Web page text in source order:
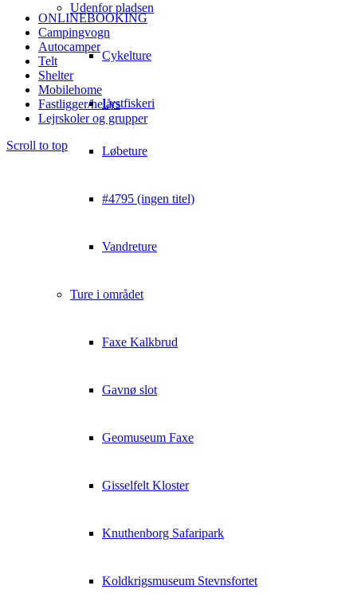
Udenfor pladsen
Cykelture
Lystfiskeri
Løbeture
#4795 (ingen titel)
Vandreture
Ture i området
Faxe Kalkbrud
Gavnø slot
Geomuseum Faxe
Gisselfelt Kloster
Knuthenborg Safaripark
Koldkrigsmuseum Stevnsfortet
ONLINEBOOKING
Campingvogn
Autocamper
Telt
Shelter
Mobilehome
Fastligger/helårs
Lejrskoler og grupper
Scroll to top